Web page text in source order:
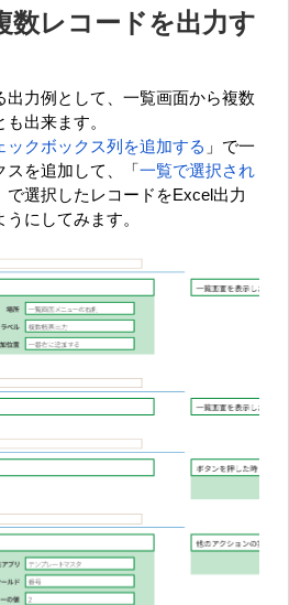
数レコードを出力す
出力例として、一覧画面から複数
出来ます。
ックボックス列を追加する 」で一
を追加して、「 一覧で選択され
で選択したレコードをExcel出力
にしてみます。